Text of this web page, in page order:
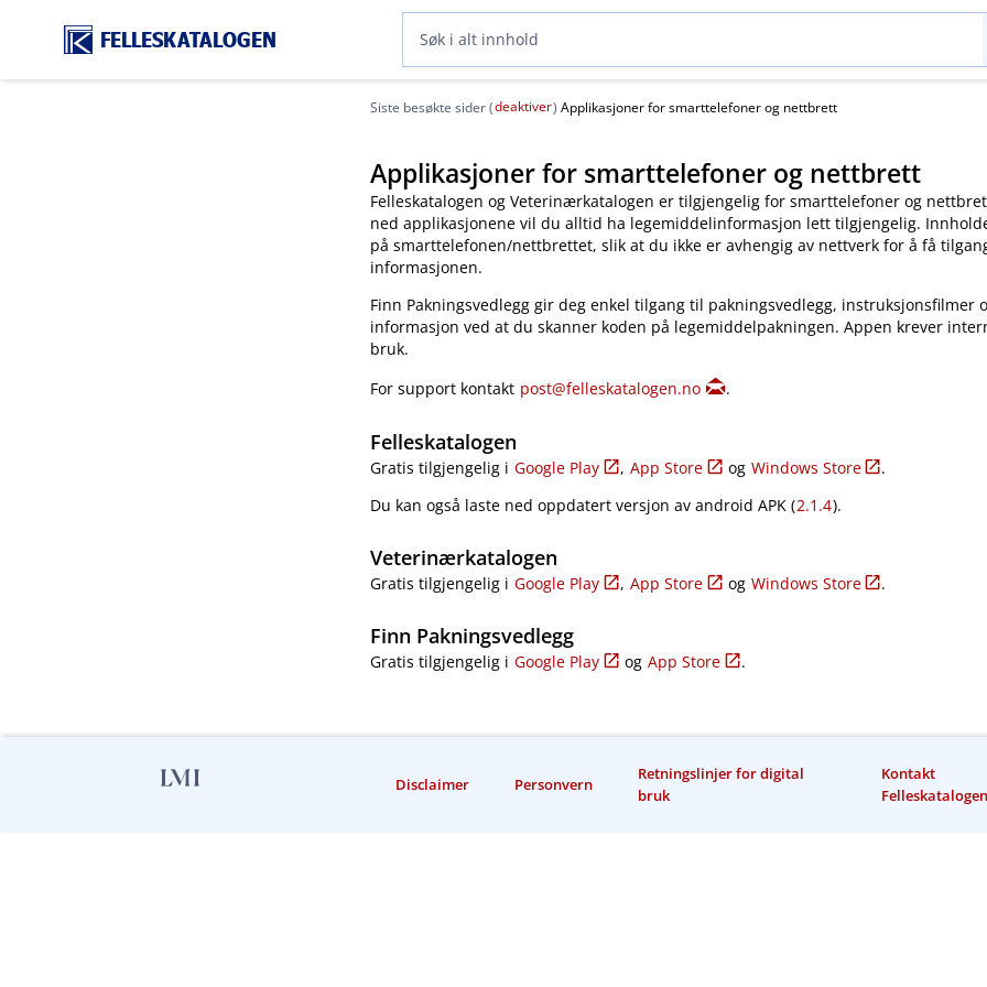
FELLESKATALOGEN
Siste besøkte sider (deaktiver) Applikasjoner for smarttelefoner og nettbrett
Applikasjoner for smarttelefoner og nettbrett
Felleskatalogen og Veterinærkatalogen er tilgjengelig for smarttelefoner og
ned applikasjonene vil du alltid ha legemiddelinformasjon lett tilgjengelig.
på smarttelefonen​/​nettbrettet, slik at du ikke er avhengig av nettverk for å få
informasjonen.
Finn Pakningsvedlegg gir deg enkel tilgang til pakningsvedlegg, instruksjonsfilmer
informasjon ved at du skanner koden på legemiddelpakningen. Appen krever
bruk.
For support kontakt post@felleskatalogen.no .
Felleskatalogen
Gratis tilgjengelig i Google Play , App Store og Windows Store
.
Du kan også laste ned oppdatert versjon av android APK (2.1.4).
Veterinærkatalogen
Gratis tilgjengelig i Google Play , App Store og Windows Store .
Finn Pakningsvedlegg
Gratis tilgjengelig i Google Play og App Store .
Disclaimer Personvern
Retningslinjer for digital
bruk
Kontakt
Felleskatalogen